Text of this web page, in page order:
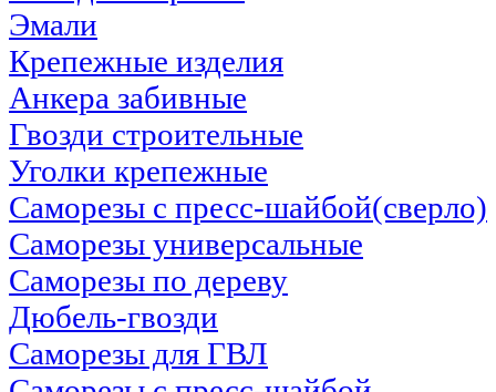
Эмали
Крепежные изделия
Анкера забивные
Гвозди строительные
Уголки крепежные
Саморезы с пресс-шайбой(сверло)
Саморезы универсальные
Саморезы по дереву
Дюбель-гвозди
Саморезы для ГВЛ